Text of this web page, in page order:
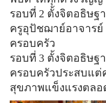
รอบที่ 2 ตั้งจิตอธิษฐ
ครูอุปัชฌาย์อาจาร
ครอบครัว
รอบที่ 3 ตั้งจิตอธิษฐ
ครอบครัวประสบแ
สุขภาพแข็งแรงตลอ